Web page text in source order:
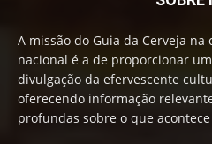
A missão do Guia da Cerveja
nacional é a de proporcionar
divulgação da efervescente
oferecendo informação
profundas sobre o que